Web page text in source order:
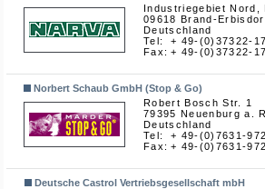
Industriegebiet Nord,
09618 Brand-
Deutschland
Tel:
Fax:
+ 49-(0)37322-
+ 49-(0)37322-
Norbert Schaub GmbH (Stop & Go)
Robert Bosch Str. 1
79395 Neuenburg a.
Deutschland
Tel:
Fax:
+ 49-(0)7631-
+ 49-(0)7631-
Deutsche Castrol Vertriebsgesellschaft mbH